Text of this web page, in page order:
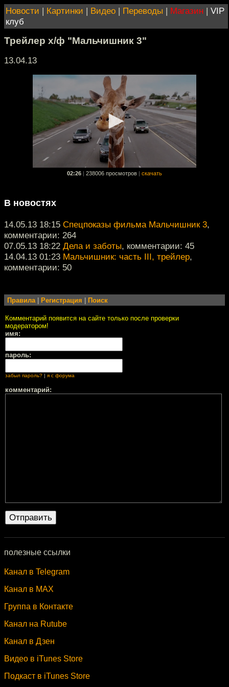
Новости | Картинки | Видео | Переводы | Магазин | VIP
клуб
Трейлер х/ф "Мальчишник 3"
13.04.13
02:26 238006 просмотров скачать
В новостях
14.05.13 18:15 Спецпоказы фильма Мальчишник 3,
комментарии: 264
07.05.13 18:22 Дела и заботы, комментарии: 45
14.04.13 01:23 Мальчишник: часть III, трейлер,
комментарии: 50
Правила| Регистрация Поиск
Комментарий появится на сайте только после проверки
модератором!
имя:
пароль:
забыл пароль? я с форума
комментарий:
полезные ссылки
Канал в Telegram
Канал в MAX
Группа в Контакте
Канал на Rutube
Канал в Дзен
Видео в iTunes Store
Подкаст в iTunes Store